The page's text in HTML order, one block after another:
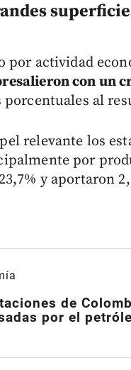
por actividad
con un
al
relevante los
por
y aportaron
de
por el